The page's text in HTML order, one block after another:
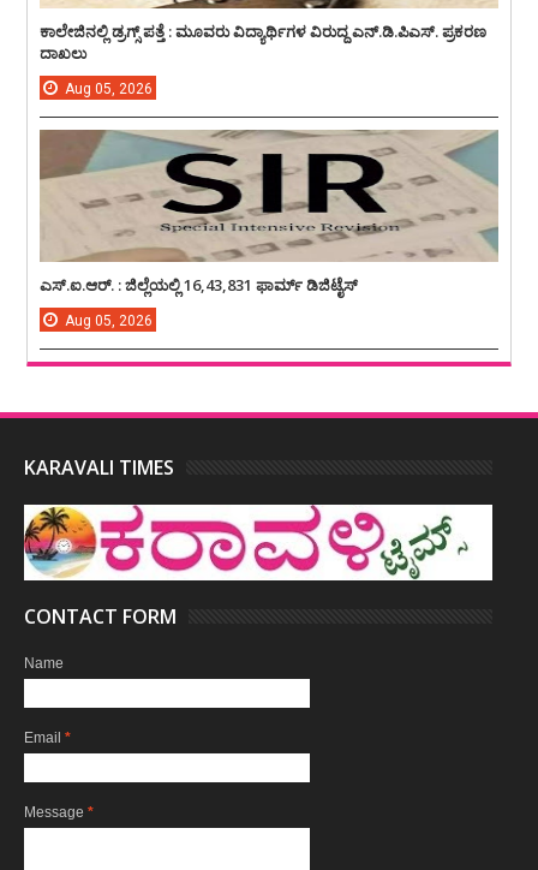
ಕಾಲೇಜಿನಲ್ಲಿ ಡ್ರಗ್ಸ್ ಪತ್ತೆ : ಮೂವರು ವಿದ್ಯಾರ್ಥಿಗಳ ವಿರುದ್ದ ಎನ್.ಡಿ.ಪಿಎಸ್. ಪ್ರಕರಣ
ದಾಖಲು
Aug 05, 2026
ಎಸ್.ಐ.ಆರ್. : ಜಿಲ್ಲೆಯಲ್ಲಿ 16,43,831 ಫಾರ್ಮ್ ಡಿಜಿಟೈಸ್
Aug 05, 2026
KARAVALI TIMES
CONTACT FORM
Name
Email *
Message *